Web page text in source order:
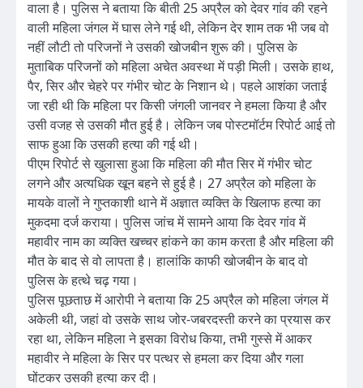
वाला है। पुलिस ने बताया कि बीती 25 अप्रैल को देवर गांव की रहने
वाली महिला जंगल में घास लेने गई थी, लेकिन देर शाम तक भी जब वो
नहीं लौटी तो परिजनों ने उसकी खोजबीन शुरू की। पुलिस के
मुताबिक परिजनों को महिला अचेत अवस्था में पड़ी मिली। उसके हाथ,
पैर, सिर और चेहरे पर गंभीर चोट के निशान थे। पहले आशंका जताई
जा रही थी कि महिला पर किसी जंगली जानवर ने हमला किया है और
उसी वजह से उसकी मौत हुई है। लेकिन जब पोस्टमॉर्टम रिपोर्ट आई तो
साफ हुआ कि उसकी हत्या की गई थी।
पीएम रिपोर्ट से खुलासा हुआ कि महिला की मौत सिर में गंभीर चोट
लगने और अत्यधिक खून बहने से हुई है। 27 अप्रैल को महिला के
मायके वालों ने गुप्तकाशी थाने में अज्ञात व्यक्ति के खिलाफ हत्या का
मुकदमा दर्ज कराया। पुलिस जांच में सामने आया कि देवर गांव में
महावीर नाम का व्यक्ति खच्चर हांकने का काम करता है और महिला की
मौत के बाद से वो लापता है। हालांकि काफी खोजबीन के बाद वो
पुलिस के हत्थे चढ़ गया।
पुलिस पूछताछ में आरोपी ने बताया कि 25 अप्रैल को महिला जंगल में
अकेली थी, जहां वो उसके साथ जोर-जबरदस्ती करने का प्रयास कर
रहा था, लेकिन महिला ने इसका विरोध किया, तभी गुस्से में आकर
महावीर ने महिला के सिर पर पत्थर से हमला कर दिया और गला
घोंटकर उसकी हत्या कर दी।